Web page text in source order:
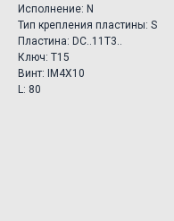
Исполнение: N
Тип крепления пластины: S
Пластина: DC..11T3..
Ключ: T15
Винт: IM4X10
L: 80